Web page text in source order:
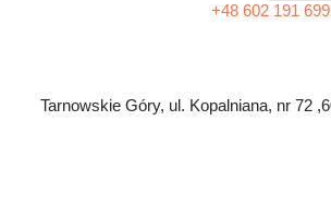
+48 602 191 699